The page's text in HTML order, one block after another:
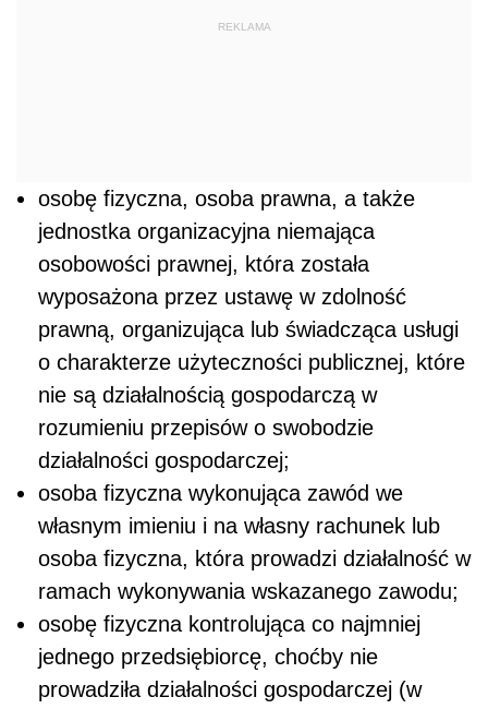
REKLAMA
osobę fizyczna, osoba prawna, a także
jednostka organizacyjna niemająca
osobowości prawnej, która została
wyposażona przez ustawę w zdolność
prawną, organizująca lub świadcząca usługi
o charakterze użyteczności publicznej, które
nie są działalnością gospodarczą w
rozumieniu przepisów o swobodzie
działalności gospodarczej;
osoba fizyczna wykonująca zawód we
własnym imieniu i na własny rachunek lub
osoba fizyczna, która prowadzi działalność w
ramach wykonywania wskazanego zawodu;
osobę fizyczna kontrolująca co najmniej
jednego przedsiębiorcę, choćby nie
prowadziła działalności gospodarczej (w